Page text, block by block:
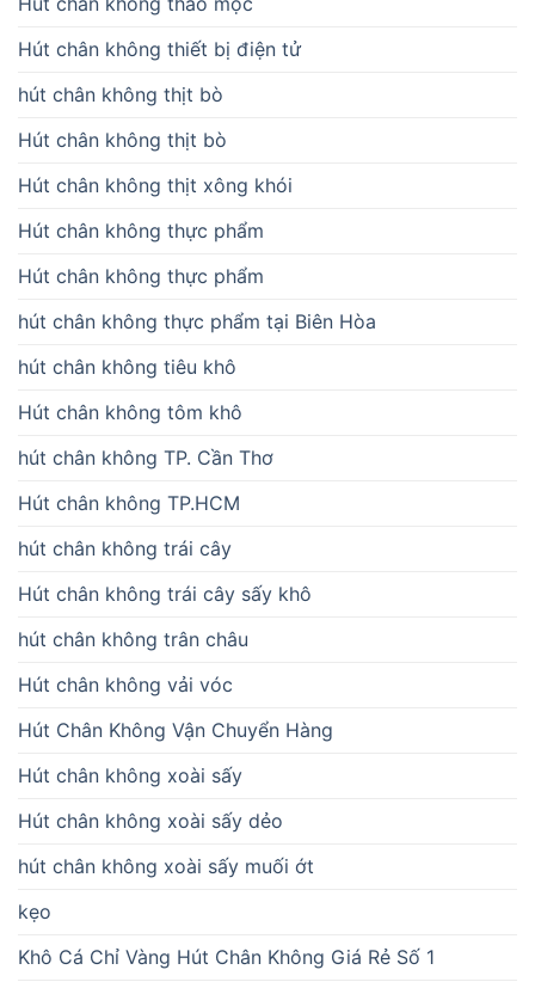
Hút chân không thiết bị điện tử
hút chân không thịt bò
Hút chân không thịt bò
Hút chân không thịt xông khói
Hút chân không thực phẩm
Hút chân không thực phẩm
hút chân không thực phẩm tại Biên Hòa
hút chân không tiêu khô
Hút chân không tôm khô
hút chân không TP. Cần Thơ
Hút chân không TP.HCM
hút chân không trái cây
Hút chân không trái cây sấy khô
hút chân không trân châu
Hút chân không vải vóc
Hút Chân Không Vận Chuyển Hàng
Hút chân không xoài sấy
Hút chân không xoài sấy dẻo
hút chân không xoài sấy muối ớt
kẹo
Khô Cá Chỉ Vàng Hút Chân Không Giá Rẻ Số 1